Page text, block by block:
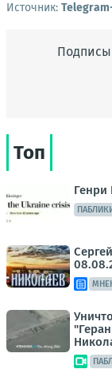
Источник:
Топ
Генри